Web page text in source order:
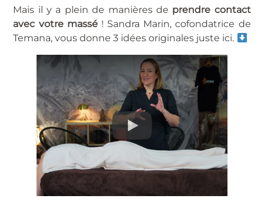
Mais il y a plein de manières de prendre contact
avec votre massé! Sandra Marin, cofondatrice de
Temana, vous donne 3 idées originales juste ici.